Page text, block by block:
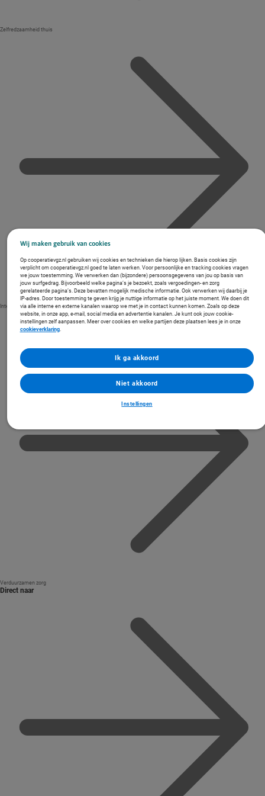
Zelfredzaamheid thuis
Integrale ketensamenwerking
Verduurzamen zorg
Direct naar
Wij maken gebruik van cookies
Op cooperatievgz.nl gebruiken wij cookies en technieken die hierop lijken. Basis cookies zijn
verplicht om cooperatievgz.nl goed te laten werken. Voor persoonlijke en tracking cookies vragen
we jouw toestemming. We verwerken dan (bijzondere) persoonsgegevens van jou op basis van
jouw surfgedrag. Bijvoorbeeld welke pagina’s je bezoekt, zoals vergoedingen- en zorg
gerelateerde pagina’s. Deze bevatten mogelijk medische informatie. Ook verwerken wij daarbij je
IP-adres. Door toestemming te geven krijg je nuttige informatie op het juiste moment. We doen dit
via alle interne en externe kanalen waarop we met je in contact kunnen komen. Zoals op deze
website, in onze app, e-mail, social media en advertentie kanalen. Je kunt ook jouw cookie-
instellingen zelf aanpassen. Meer over cookies en welke partijen deze plaatsen lees je in onze
cookieverklaring.
Instellingen
Niet akkoord
Ik ga akkoord